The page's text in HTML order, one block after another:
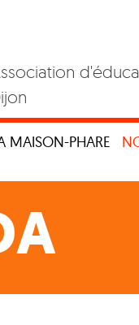
MAISON-PHARE